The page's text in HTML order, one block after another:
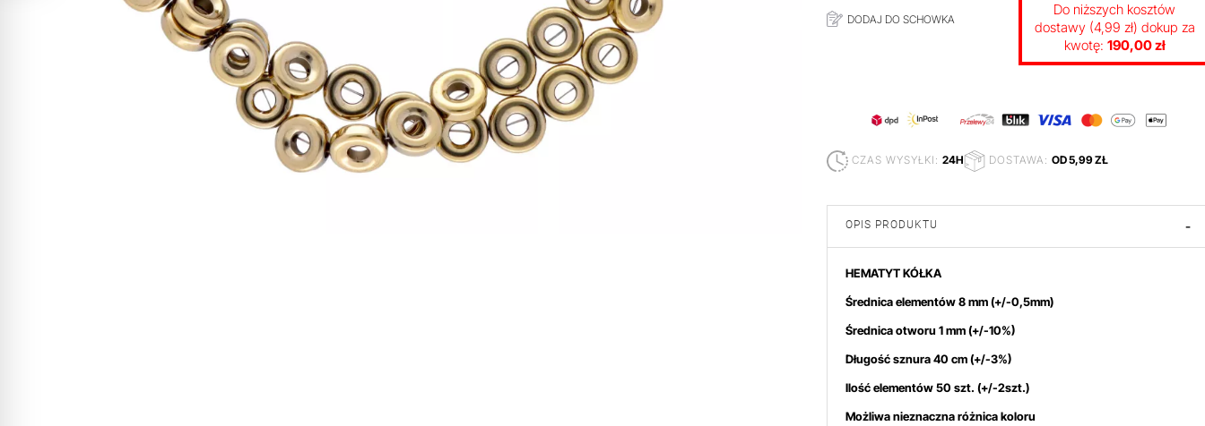
DODAJ DO SCHOWKA
Do niższych kosztów
dostawy (4,99 zł) dokup za
kwotę: 190,00 zł
CZAS WYSYŁKI: 24H DOSTAWA: OD 5,99 ZŁ
OPIS PRODUKTU -
HEMATYT KÓŁKA
Średnica elementów 8mm(+/-0,5mm)
Średnica otworu 1mm (+/-10%)
Długość sznura 40 cm (+/-3%)
Ilość elementów 50 szt. (+/-2szt.)
Możliwa nieznaczna różnica koloru